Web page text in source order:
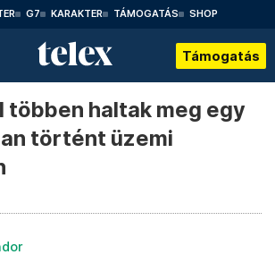
G7 KARAKTER TÁMOGATÁS SHOP
Támogatás
többen haltak meg egy
történt üzemi